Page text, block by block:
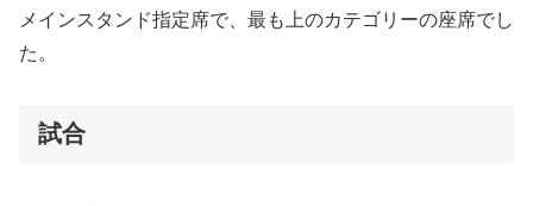
メインスタンド指定席で、最も上のカテゴリーの座席でし
た。
試合